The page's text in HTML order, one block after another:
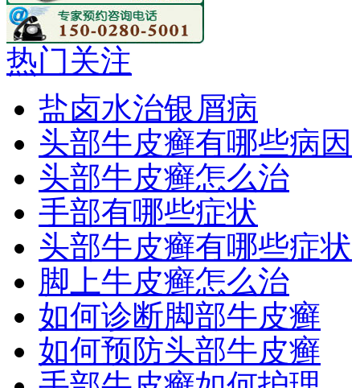
热门关注
盐卤水治银屑病
头部牛皮癣有哪些病因
头部牛皮癣怎么治
手部有哪些症状
头部牛皮癣有哪些症状
脚上牛皮癣怎么治
如何诊断脚部牛皮癣
如何预防头部牛皮癣